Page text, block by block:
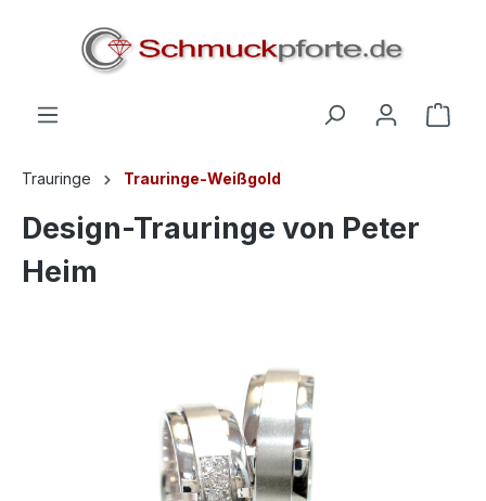
springen
Trauringe Trauringe-Weißgold
Design-Trauringe von Peter
Heim